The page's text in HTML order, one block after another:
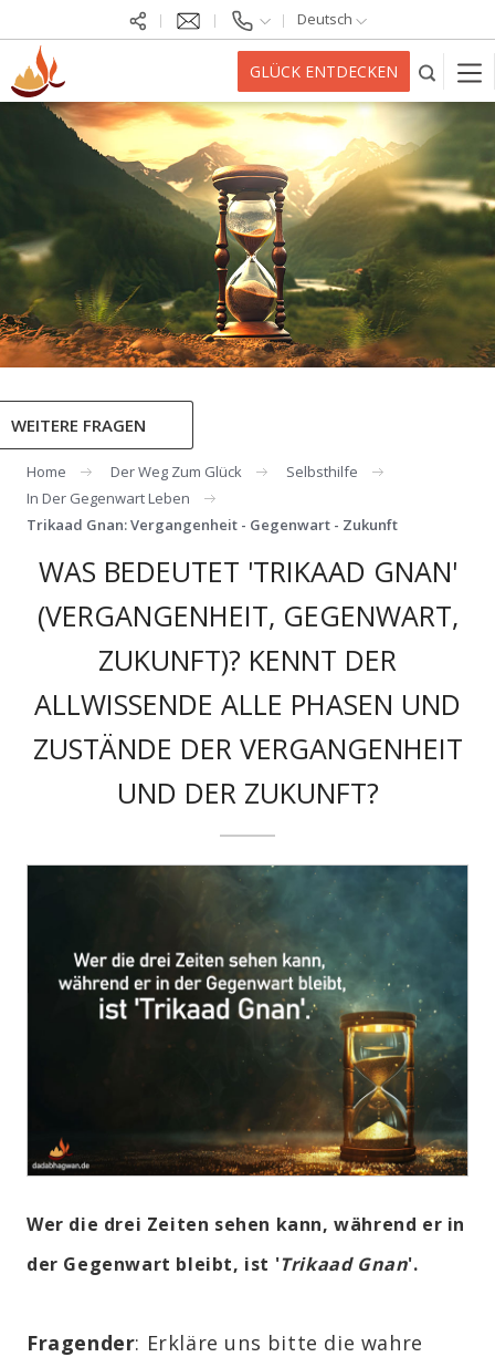
Deutsch
GLÜCK ENTDECKEN
WEITERE FRAGEN
Home Der Weg Zum Glück
Selbsthilfe
In Der Gegenwart Leben
Trikaad Gnan: Vergangenheit - Gegenwart - Zukunft
WAS BEDEUTET 'TRIKAAD GNAN'
(VERGANGENHEIT, GEGENWART,
ZUKUNFT)? KENNT DER
ALLWISSENDE ALLE PHASEN UND
ZUSTÄNDE DER VERGANGENHEIT
UND DER ZUKUNFT?
Wer die drei Zeiten sehen kann, während er in
der Gegenwart bleibt, ist 'Trikaad Gnan'.
Fragender: Erkläre uns bitte die wahre